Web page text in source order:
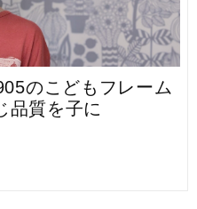
のこどもフレーム
質を子に